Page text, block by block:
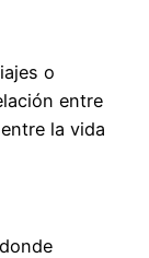
o
entre
la vida